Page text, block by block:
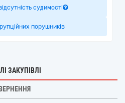
судимості
порушників
ЗАКУПІВЛІ